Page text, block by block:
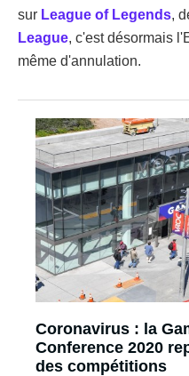
sur League of Legends,
League, c'est désormais
même d'annulation.
Coronavirus : la
Conference 2020
des compétitions